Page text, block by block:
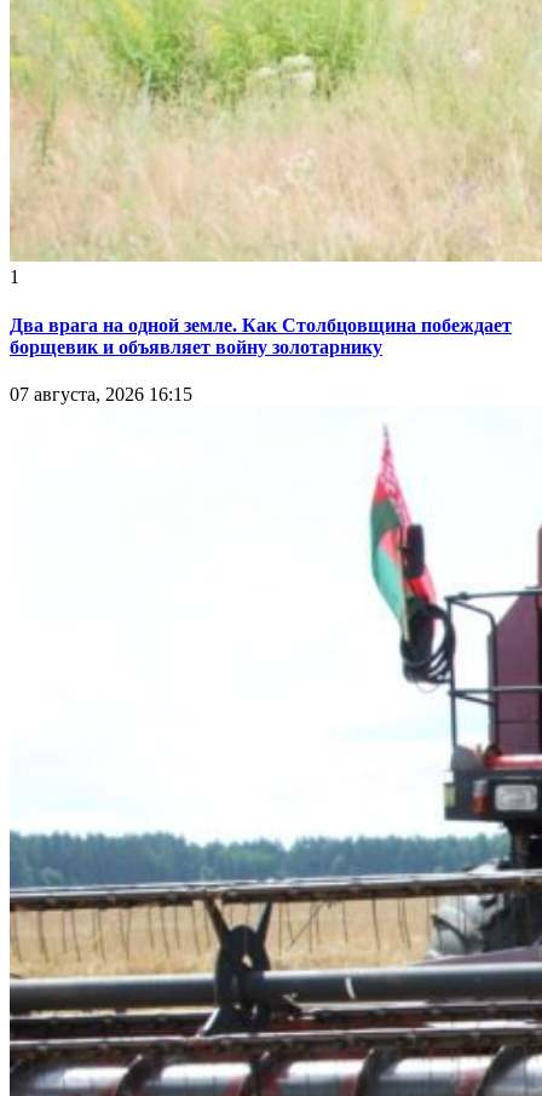
1
Два врага на одной земле. Как Столбцовщина побеждает
борщевик и объявляет войну золотарнику
07 августа, 2026 16:15